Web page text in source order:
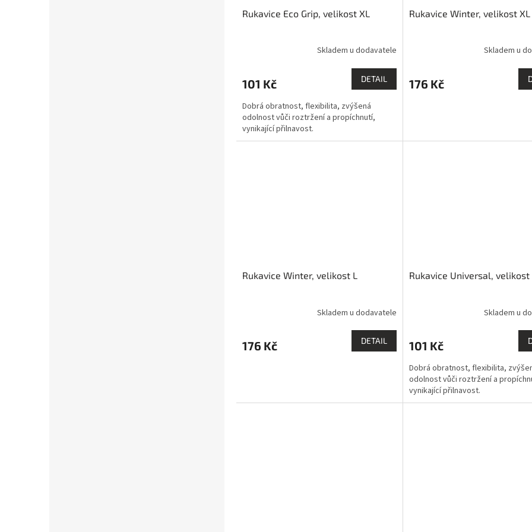
Rukavice Eco Grip, velikost XL
Skladem u dodavatele
101 Kč DETAIL
Dobrá obratnost, flexibilita, zvýšená
odolnost vůči roztržení a propíchnutí,
vynikající přilnavost.
Rukavice Winter, velikost XL
Skladem u
176 Kč
Rukavice Winter, velikost L
Skladem u dodavatele
176 Kč DETAIL
Rukavice Universal, velikost
Skladem u
101 Kč
Dobrá obratnost, flexibilita,
odolnost vůči roztržení a
vynikající přilnavost.